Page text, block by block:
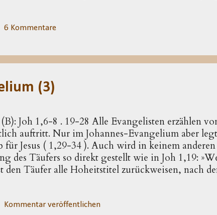
schon gegeben hätte, dann hätte es über die
um die Geburt Jesu, wie sie im Neuen
dass Jesu Geburt auf ein breiteres öffentliches
6 Kommentare
(3)
Joh 1,6-8 . 19-28 Alle Evangelisten erzählen
auftritt. Nur im Johannes-Evangelium aber
für Jesus ( 1,29-34 ). Auch wird in keinem
des Täufers so di­rekt ge­stellt wie in Joh 1,19:
den Täufer alle Hoheitstitel zurückwei­sen, nach
Bestimmung über­rascht, denn Mat­thäus setzt
Kommentar veröffentlichen